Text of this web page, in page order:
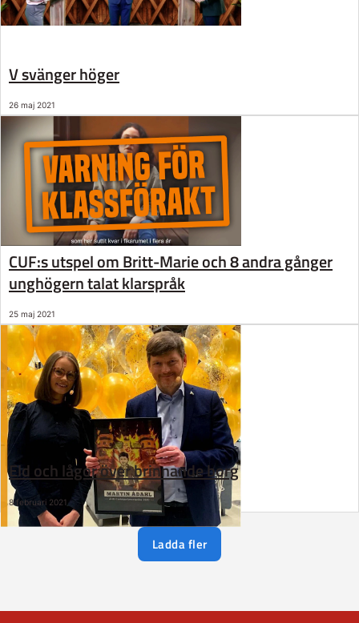
V svänger höger
26 maj 2021
CUF:s utspel om Britt-Marie och 8 andra gånger
unghögern talat klarspråk
25 maj 2021
Eld och lågor över brinnande borg
8 februari 2021
Ladda fler